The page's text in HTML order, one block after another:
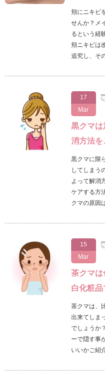
頬にニキビ
せんか？メ
るという経
頬ニキビは
追究し、そ
17
Mar
黒クマは
消方法を
黒クマに限
してしまう
よって解消
ケアする方
クマの原因
15
Mar
茶クマは
白化粧品
茶クマは、
出来てしま
でしょうか
ーで隠す事
いいかご紹